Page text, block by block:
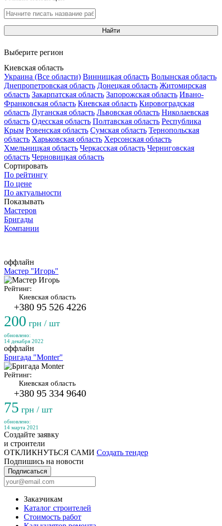
Найти
Выберите регион
Киевская область
Украина (Все области) Винницкая область Волынская область
Днепропетровская область Донецкая область Житомирская
область Закарпатская область Запорожская область Ивано-
Франковская область Киевская область Кировоградская
область Луганская область Львовская область Николаевская
область Одесская область Полтавская область Республика
Крым Ровенская область Сумская область Тернопольская
область Харьковская область Херсонская область
Хмельницкая область Черкасская область Черниговская
область Черновицкая область
Сортировать
По рейтингу
По цене
По актуальности
Показывать
Мастеров
Бригады
Компании
оффлайн
Мастер "Игорь"
Рейтинг:
Киевская область
+380 95 526 4226
200 грн / шт
обновлено:
14 декабря 2022
оффлайн
Бригада "Monter"
Рейтинг:
Киевская область
+380 95 334 9640
75 грн / шт
обновлено:
14 марта 2021
Создайте заявку
и строители
ОТКЛИКНУТЬСЯ САМИ Создать тендер
Подпишись на новости
Подписаться
Заказчикам
Каталог строителей
Стоимость работ